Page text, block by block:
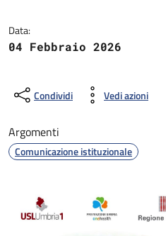
Data:
04 Febbraio 2026
Condividi Vedi azioni
Argomenti
Comunicazione istituzionale